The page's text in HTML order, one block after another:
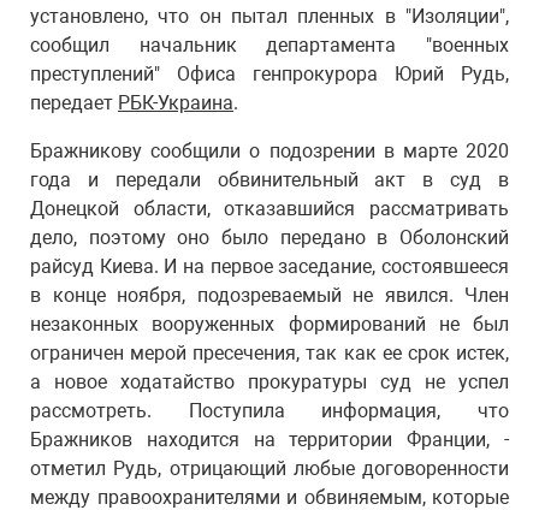
установлено, что он пытал пленных в "Изоляции",
сообщил начальник департамента "военных
преступлений" Офиса генпрокурора Юрий Рудь,
передает РБК-Украина.
Бражникову сообщили о подозрении в марте 2020
года и передали обвинительный акт в суд в
Донецкой области, отказавшийся рассматривать
дело, поэтому оно было передано в Оболонский
райсуд Киева. И на первое заседание, состоявшееся
в конце ноября, подозреваемый не явился. Член
незаконных вооруженных формирований не был
ограничен мерой пресечения, так как ее срок истек,
а новое ходатайство прокуратуры суд не успел
рассмотреть. Поступила информация, что
Бражников находится на территории Франции, -
отметил Рудь, отрицающий любые договоренности
между правоохранителями и обвиняемым, которые